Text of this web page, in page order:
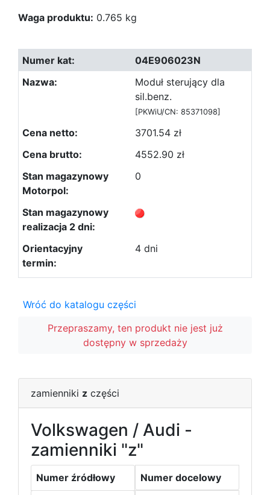
Waga produktu: 0.765 kg
04E906023N
Moduł sterujący dla
sil.benz.
[PKWiU/CN: 85371098]
3701.54 zł
4552.90 zł
0
4 dni
Wróć do katalogu części
Przepraszamy, ten produkt nie jest już
dostępny w sprzedaży
zamienniki z części
Volkswagen / Audi -
zamienniki "z"
Numer źródłowy Numer docelowy